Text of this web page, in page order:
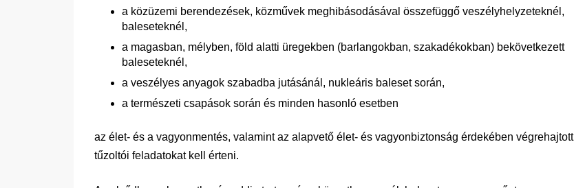
a közüzemi berendezések, közművek meghibásodásával összefüggő veszélyhelyzeteknél,
baleseteknél,
a magasban, mélyben, föld alatti üregekben (barlangokban, szakadékokban) bekövetkezett
baleseteknél,
a veszélyes anyagok szabadba jutásánál, nukleáris baleset során,
a természeti csapások során és minden hasonló esetben
az élet- és a vagyonmentés, valamint az alapvető élet- és vagyonbiztonság érdekében végrehajtott
tűzoltói feladatokat kell érteni.